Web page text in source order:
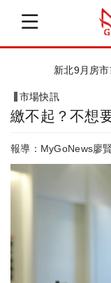
新北9月房市前3名：
市場快訊
繳不起？不想
報導：MyGoNews廖